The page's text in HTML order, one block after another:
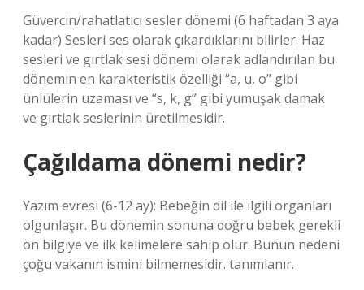
Güvercin/rahatlatıcı sesler dönemi (6 haftadan 3 aya
kadar) Sesleri ses olarak çıkardıklarını bilirler. Haz
sesleri ve gırtlak sesi dönemi olarak adlandırılan bu
dönemin en karakteristik özelliği “a, u, o” gibi
ünlülerin uzaması ve “s, k, g” gibi yumuşak damak
ve gırtlak seslerinin üretilmesidir.
Çağıldama dönemi nedir?
Yazım evresi (6-12 ay): Bebeğin dil ile ilgili organları
olgunlaşır. Bu dönemin sonuna doğru bebek gerekli
ön bilgiye ve ilk kelimelere sahip olur. Bunun nedeni
çoğu vakanın ismini bilmemesidir. tanımlanır.